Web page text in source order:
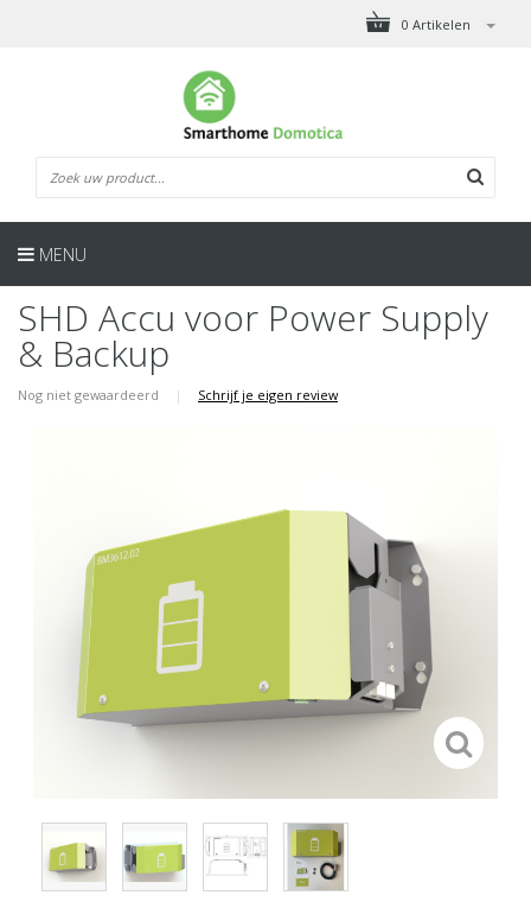
0 Artikelen
MENU
SHD Accu voor Power Supply
& Backup
Nog niet gewaardeerd | Schrijf je eigen review